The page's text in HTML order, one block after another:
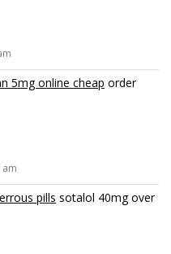
5mg online cheap order
pills sotalol 40mg over